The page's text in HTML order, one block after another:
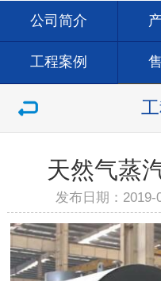
公司简介
工程案例
联系我们
天然气蒸
发布日期：